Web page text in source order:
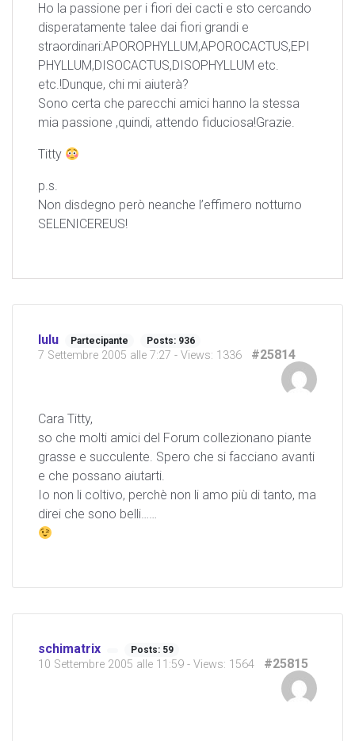
Ho la passione per i fiori dei cacti e sto cercando
disperatamente talee dai fiori grandi e
straordinari:APOROPHYLLUM,APOROCACTUS,EPI
PHYLLUM,DISOCACTUS,DISOPHYLLUM etc.
etc.!Dunque, chi mi aiuterà?
Sono certa che parecchi amici hanno la stessa
mia passione ,quindi, attendo fiduciosa!Grazie.
Titty
p.s.
Non disdegno però neanche l’effimero notturno
SELENICEREUS!
lulu Partecipante Posts: 936
7 Settembre 2005 alle 7:27 - Views: 1336 #25814
Cara Titty,
so che molti amici del Forum collezionano piante
grasse e succulente. Spero che si facciano avanti
e che possano aiutarti.
Io non li coltivo, perchè non li amo più di tanto, ma
direi che sono belli……
schimatrix Posts: 59
10 Settembre 2005 alle 11:59 - Views: 1564 #25815